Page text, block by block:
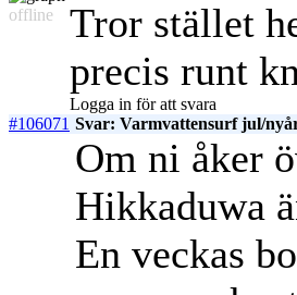
offline
Tror stället
precis runt
Logga in för att svara
#106071 Svar: Varmvattensurf jul/
Om ni åker
Hikkaduwa
En veckas